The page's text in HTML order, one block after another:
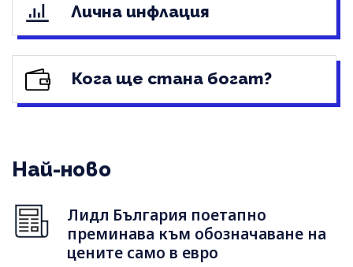
Лична инфлация
Кога ще стана богат?
Най-ново
Лидл България поетапно
преминава към обозначаване на
цените само в евро